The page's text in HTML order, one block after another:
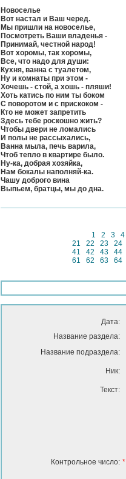
Новоселье
Вот настал и Ваш черед.
Мы пришли на новоселье,
Посмотреть Ваши владенья -
Принимай, честной народ!
Вот хоромы, так хоромы,
Все, что надо для души:
Кухня, ванна с туалетом,
Ну и комнаты при этом -
Хочешь - стой, а хошь - пляши!
Хоть катись по ним ты боком
С поворотом и с прискоком -
Кто не может запретить
Здесь тебе роскошно жить?
Чтобы двери не ломались
И полы не рассыхались,
Ванна мыла, печь варила,
Чтоб тепло в квартире было.
Ну-ка, добрая хозяйка,
Нам бокалы наполняй-ка.
Чашу доброго вина
Выпьем, братцы, мы до дна.
1 2 3 4
21
22 23 24
41
42 43 44
61
62 63 64
Дата:
Название раздела:
Название подраздела:
Ник:
Текст:
Контрольное число: *